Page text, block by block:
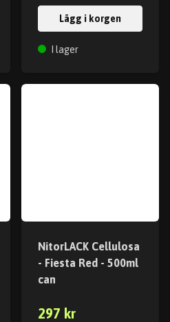
Lägg i korgen
I lager
NitorLACK Cellulosa
- Fiesta Red - 500ml
can
297 kr